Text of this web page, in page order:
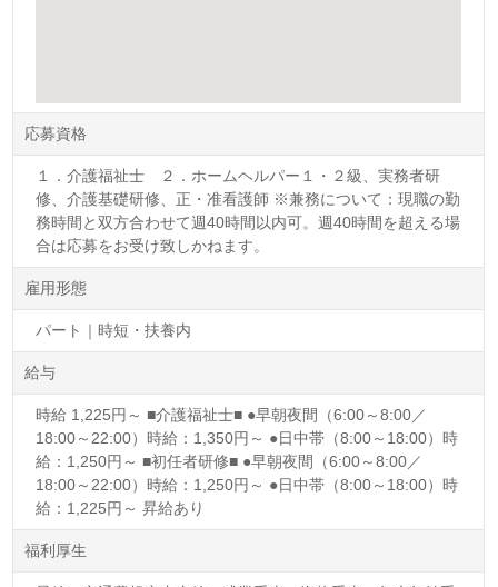
応募資格
１．介護福祉士 ２．ホームヘルパー１・２級、実務者研
修、介護基礎研修、正・准看護師 ※兼務について：現職の勤
務時間と双方合わせて週40時間以内可。週40時間を超える場
合は応募をお受け致しかねます。
雇用形態
パート｜時短・扶養内
給与
時給 1,225円～ ■介護福祉士■ ●早朝夜間（6:00～8:00／
18:00～22:00）時給：1,350円～ ●日中帯（8:00～18:00）時
給：1,250円～ ■初任者研修■ ●早朝夜間（6:00～8:00／
18:00～22:00）時給：1,250円～ ●日中帯（8:00～18:00）時
給：1,225円～ 昇給あり
福利厚生